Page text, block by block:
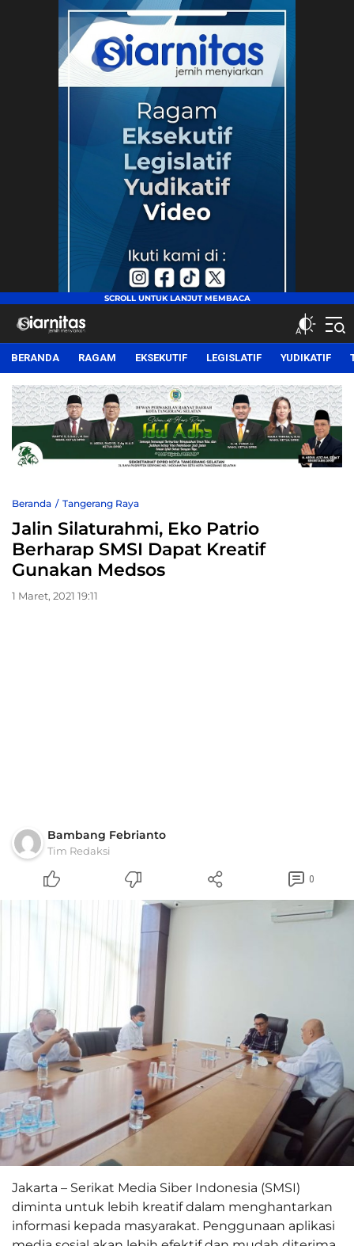
siarnitas
Jernih Menyiarkan
BERANDA RAGAM EKSEKUTIF LEGISLATIF YUDIKATIF
Beranda Tangerang Raya
Jalin Silaturahmi, Eko Patrio
Berharap SMSI Dapat Kreatif
Gunakan Medsos
1 Maret, 2021 19:11
Bambang Febrianto
Tim Redaksi
0
Jakarta – Serikat Media Siber Indonesia (SMSI)
diminta untuk lebih kreatif dalam menghantarkan
informasi kepada masyarakat. Penggunaan aplikasi